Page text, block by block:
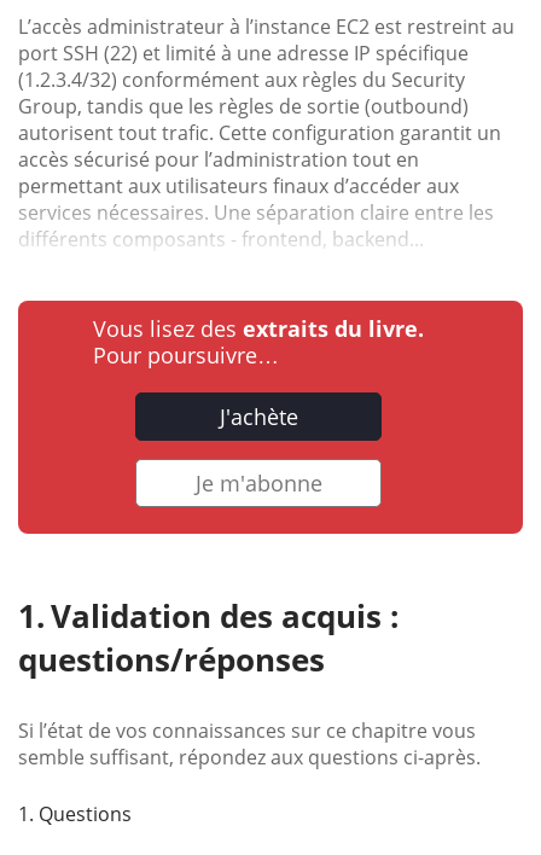
L’accès administrateur à l’instance EC2 est restreint au
port SSH (22) et limité à une adresse IP spécifique
(1.2.3.4/32) conformément aux règles du Security
Group, tandis que les règles de sortie (outbound)
autorisent tout trafic. Cette configuration garantit un
accès sécurisé pour l’administration tout en
permettant aux utilisateurs finaux d’accéder aux
services nécessaires. Une séparation claire entre les
différents composants - frontend, backend...
Vous lisez des extraits du livre.
Pour poursuivre…
J'achète
Je m'abonne
Validation des acquis :
questions/réponses
Si l’état de vos connaissances sur ce chapitre vous
semble suffisant, répondez aux questions ci-après.
1. Questions